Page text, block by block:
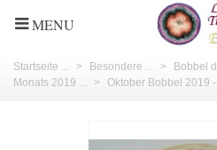
MENU
Startseite ... > Besondere ... > Bobbel
Monats 2019 ...
> Oktober Bobbel 2019